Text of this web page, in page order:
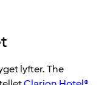
lyfter. The